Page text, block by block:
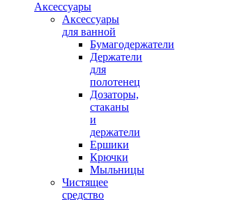
Аксессуары
Аксессуары
для ванной
Бумагодержатели
Держатели
для
полотенец
Дозаторы,
стаканы
и
держатели
Ершики
Крючки
Мыльницы
Чистящее
средство